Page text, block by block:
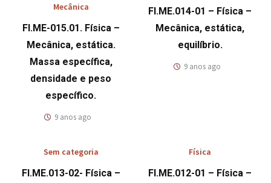
Mecânica
FI.ME-015.01. Física –
Mecânica, estática.
Massa específica,
densidade e peso
específico.
9 anos ago
FI.ME.014-01 – Física –
Mecânica, estática,
equilíbrio.
9 anos ago
Sem categoria
FI.ME.013-02- Física –
Física
FI.ME.012-01 – Física –